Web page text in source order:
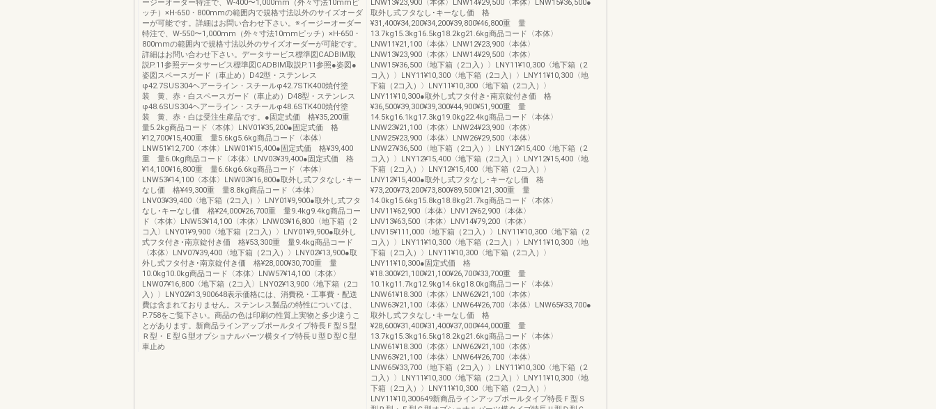
ージーオーダー特注で、W-400〜1,000mm（外々寸法10mmピ
ッチ）×H-650・800mmの範囲内で規格寸法以外のサイズオーダ
ーが可能です。詳細はお問い合わせ下さい。※イージーオーダー
特注で、W-550〜1,000mm（外々寸法10mmピッチ）×H-650・
800mmの範囲内で規格寸法以外のサイズオーダーが可能です。
詳細はお問い合わせ下さい。データサービス標準図CADBIM取
説P.11参照データサービス標準図CADBIM取説P.11参照●姿図●
姿図スペースガード（車止め）D42型・ステンレス
φ42.7SUS304ヘアーライン・スチールφ42.7STK400焼付塗
装 黄、赤・白スペースガード（車止め）D48型・ステンレス
φ48.6SUS304ヘアーライン・スチールφ48.6STK400焼付塗
装 黄、赤・白は受注生産品です。●固定式価 格¥35,200重
量5.2kg商品コード〈本体〉LNV01¥35,200●固定式価 格
¥12,700¥15,400重 量5.6kg5.6kg商品コード〈本体〉
LNW51¥12,700〈本体〉LNW01¥15,400●固定式価 格¥39,400
重 量6.0kg商品コード〈本体〉LNV03¥39,400●固定式価 格
¥14,100¥16,800重 量6.6kg6.6kg商品コード〈本体〉
LNW53¥14,100〈本体〉LNW03¥16,800●取外し式フタなし･キー
なし価 格¥49,300重 量8.8kg商品コード〈本体〉
LNV03¥39,400〈地下箱（2コ入）〉LNY01¥9,900●取外し式フタ
なし･キーなし価 格¥24,000¥26,700重 量9.4kg9.4kg商品コー
ド〈本体〉LNW53¥14,100〈本体〉LNW03¥16,800〈地下箱（2
コ入〉LNY01¥9,900〈地下箱（2コ入）〉LNY01¥9,900●取外し
式フタ付き･南京錠付き価 格¥53,300重 量9.4kg商品コード
〈本体〉LNV07¥39,400〈地下箱（2コ入）〉LNY02¥13,900●取
外し式フタ付き･南京錠付き価 格¥28,000¥30,700重 量
10.0kg10.0kg商品コード〈本体〉LNW57¥14,100〈本体〉
LNW07¥16,800〈地下箱（2コ入〉LNY02¥13,900〈地下箱（2コ
入）〉LNY02¥13,900648表示価格には、消費税・工事費・配送
費は含まれておりません。ステンレス製品の特性については、
P.758をご覧下さい。商品の色は印刷の性質上実物と多少違うこ
とがあります。新商品ラインアップポールタイプ特長Ｆ型Ｓ型
Ｒ型・Ｅ型Ｇ型オプショナルパーツ横タイプ特長Ｕ型Ｄ型Ｃ型
車止め
LNW13¥23,900〈本体〉LNW14¥29,500〈本体〉LNW15¥36,500●
取外し式フタなし･キーなし価 格
¥31,400¥34,200¥34,200¥39,800¥46,800重 量
13.7kg15.3kg16.5kg18.2kg21.6kg商品コード〈本体〉
LNW11¥21,100〈本体〉LNW12¥23,900〈本体〉
LNW13¥23,900〈本体〉LNW14¥29,500〈本体〉
LNW15¥36,500〈地下箱（2コ入）〉LNY11¥10,300〈地下箱（2
コ入）〉LNY11¥10,300〈地下箱（2コ入）〉LNY11¥10,300〈地
下箱（2コ入）〉LNY11¥10,300〈地下箱（2コ入）〉
LNY11¥10,300●取外し式フタ付き･南京錠付き価 格
¥36,500¥39,300¥39,300¥44,900¥51,900重 量
14.5kg16.1kg17.3kg19.0kg22.4kg商品コード〈本体〉
LNW23¥21,100〈本体〉LNW24¥23,900〈本体〉
LNW25¥23,900〈本体〉LNW26¥29,500〈本体〉
LNW27¥36,500〈地下箱（2コ入）〉LNY12¥15,400〈地下箱（2
コ入）〉LNY12¥15,400〈地下箱（2コ入）〉LNY12¥15,400〈地
下箱（2コ入）〉LNY12¥15,400〈地下箱（2コ入）〉
LNY12¥15,400●取外し式フタなし･キーなし価 格
¥73,200¥73,200¥73,800¥89,500¥121,300重 量
14.0kg15.6kg15.8kg18.8kg21.7kg商品コード〈本体〉
LNV11¥62,900〈本体〉LNV12¥62,900〈本体〉
LNV13¥63,500〈本体〉LNV14¥79,200〈本体〉
LNV15¥111,000〈地下箱（2コ入）〉LNY11¥10,300〈地下箱（2
コ入）〉LNY11¥10,300〈地下箱（2コ入）〉LNY11¥10,300〈地
下箱（2コ入）〉LNY11¥10,300〈地下箱（2コ入）〉
LNY11¥10,300●固定式価 格
¥18.300¥21,100¥21,100¥26,700¥33,700重 量
10.1kg11.7kg12.9kg14.6kg18.0kg商品コード〈本体〉
LNW61¥18.300〈本体〉LNW62¥21,100〈本体〉
LNW63¥21,100〈本体〉LNW64¥26,700〈本体〉LNW65¥33,700●
取外し式フタなし･キーなし価 格
¥28,600¥31,400¥31,400¥37,000¥44,000重 量
13.7kg15.3kg16.5kg18.2kg21.6kg商品コード〈本体〉
LNW61¥18.300〈本体〉LNW62¥21,100〈本体〉
LNW63¥21,100〈本体〉LNW64¥26,700〈本体〉
LNW65¥33,700〈地下箱（2コ入）〉LNY11¥10,300〈地下箱（2
コ入）〉LNY11¥10,300〈地下箱（2コ入）〉LNY11¥10,300〈地
下箱（2コ入）〉LNY11¥10,300〈地下箱（2コ入）〉
LNY11¥10,300649新商品ラインアップポールタイプ特長Ｆ型Ｓ